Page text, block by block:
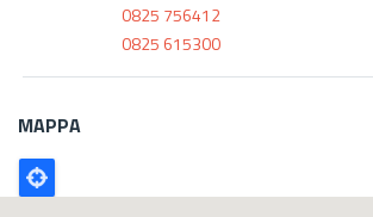
0825 756412
0825 615300
MAPPA
Poligono
GEO